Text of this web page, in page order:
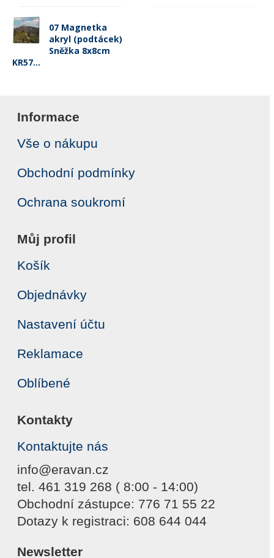
07 Magnetka
akryl (podtácek)
Sněžka 8x8cm
KR57...
Informace
Vše o nákupu
Obchodní podmínky
Ochrana soukromí
Můj profil
Košík
Objednávky
Nastavení účtu
Reklamace
Oblíbené
Kontakty
Kontaktujte nás
info@eravan.cz
tel. 461 319 268 ( 8:00 - 14:00)
Obchodní zástupce: 776 71 55 22
Dotazy k registraci: 608 644 044
Newsletter